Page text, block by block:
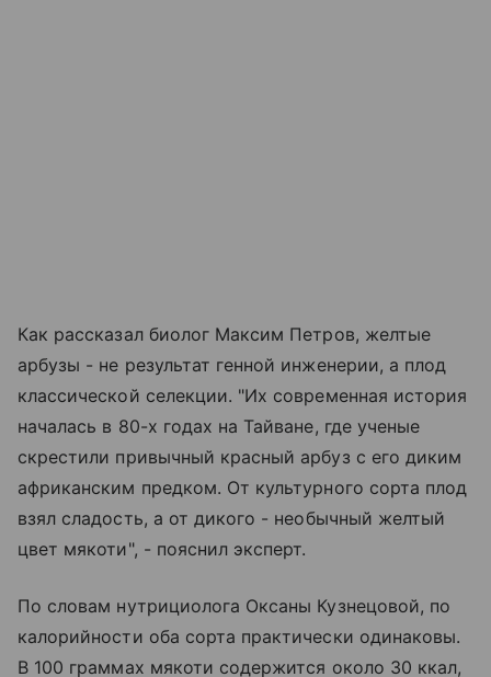
Как рассказал биолог Максим Петров, желтые
арбузы - не результат генной инженерии, а плод
классической селекции. "Их современная история
началась в 80-х годах на Тайване, где ученые
скрестили привычный красный арбуз с его диким
африканским предком. От культурного сорта плод
взял сладость, а от дикого - необычный желтый
цвет мякоти", - пояснил эксперт.
По словам нутрициолога Оксаны Кузнецовой, по
калорийности оба сорта практически одинаковы.
В 100 граммах мякоти содержится около 30 ккал,